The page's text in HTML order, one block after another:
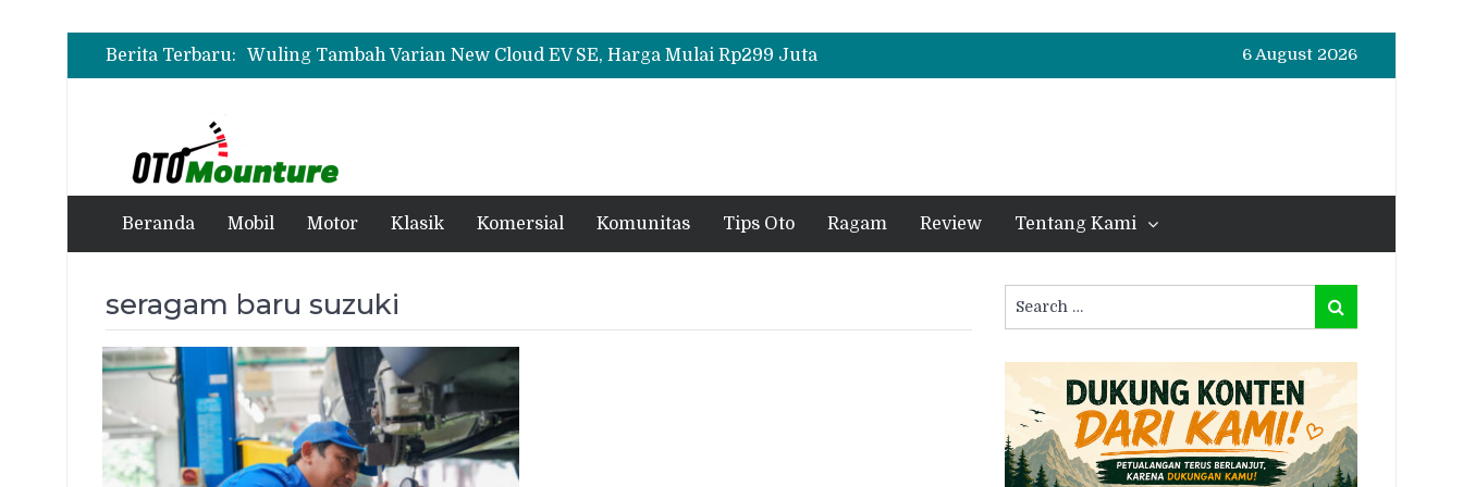
Berita Terbaru:
All-New Mitsubishi Pajero Siap Debut, Usung Kemampuan Off-Road Lebih Tangguh
Wuling Tambah Varian New Cloud EV SE, Harga Mulai Rp299 Juta
Daihatsu Hadirkan Rocky Hybrid, New Sigra hingga Concept Car di GIIAS 2026
6 August 2026
Beranda Mobil Motor Klasik Komersial Komunitas Tips Oto Ragam Review Tentang Kami
seragam baru suzuki
for:
Search